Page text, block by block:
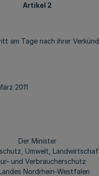
Artikel 2
am Tage nach ihrer
2011
Der Minister
Umwelt,
und Verbraucherschutz
Nordrhein-Westfalen